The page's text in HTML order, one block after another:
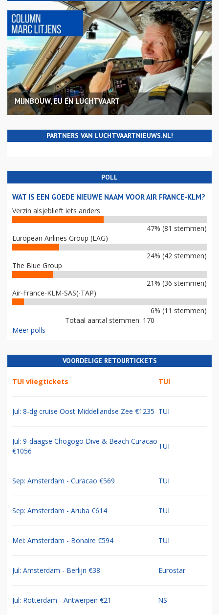
MIJNBOUW, EU EN LUCHTVAART
PARTNERS VAN LUCHTVAARTNIEUWS.NL!
POLL
WAT IS EEN GOEDE NIEUWE NAAM VOOR AIR FRANCE-KLM?
Verzin alsjeblieft iets anders
47% (81 stemmen)
European Airlines Group (EAG)
24% (42 stemmen)
The Blue Group
21% (36 stemmen)
Air-France-KLM-SAS(-TAP)
6% (11 stemmen)
Totaal aantal stemmen: 170
Meer polls
VOORDELIGE RETOURTICKETS
TUI vliegtickets TUI
Jul: 8-dg cruise Oost Middellandse Zee €1235 TUI
Jul: 9-daagse Chogogo Dive & Beach Curacao
€1056
TUI
Sep: Amsterdam - Curacao €569 TUI
Sep: Amsterdam - Aruba €614 TUI
Mei: Amsterdam - Bonaire €594 TUI
Jul: Amsterdam - Berlijn €38 Eurostar
Jul: Rotterdam - Antwerpen €21 NS